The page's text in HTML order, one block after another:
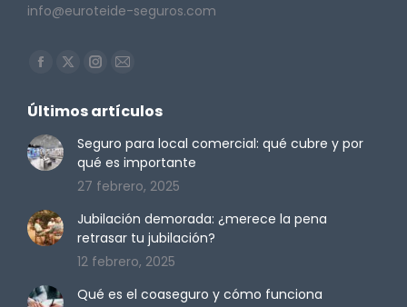
info@euroteide-seguros.com
Encuéntranos en:
Facebook
opens
in
new
window
X
opens
in
new
window
Instagram
opens
in
new
window
Mail
opens
in
new
window
Últimos artículos
Seguro para local comercial: qué cubre y por
qué es importante
27 febrero, 2025
Jubilación demorada: ¿merece la pena
retrasar tu jubilación?
12 febrero, 2025
Qué es el coaseguro y cómo funciona